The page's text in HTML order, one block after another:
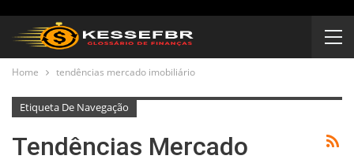
Home tendências mercado imobiliário
Etiqueta De Navegação
Tendências Mercado